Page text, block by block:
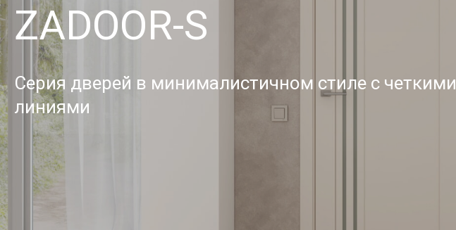
ZADOOR-S
Серия дверей в минималистичном стиле с четкими
линиями